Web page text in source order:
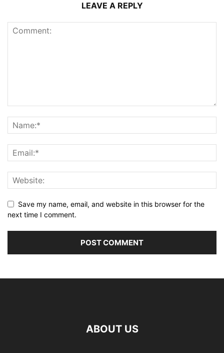
LEAVE A REPLY
Save my name, email, and website in this browser for the
next time I comment.
ABOUT US